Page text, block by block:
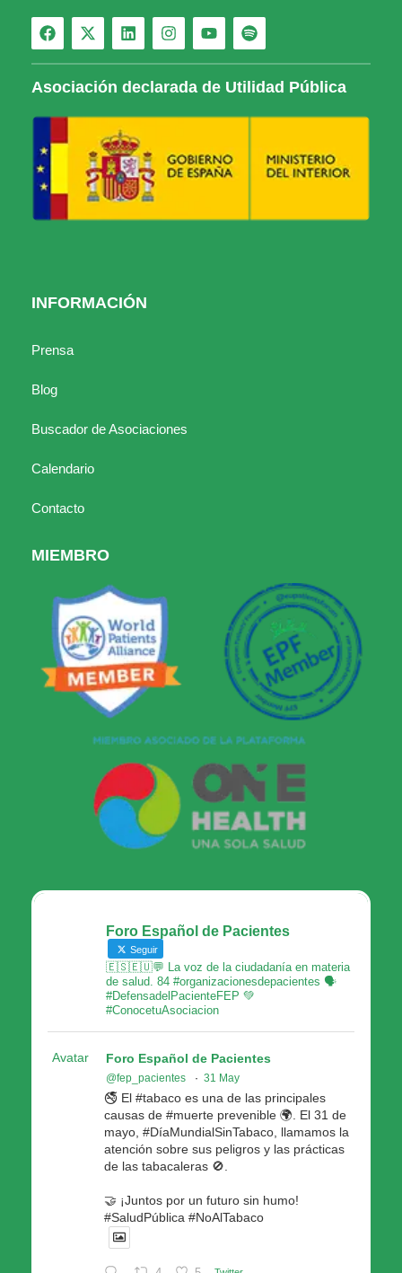
Asociación declarada de Utilidad Pública
INFORMACIÓN
Prensa
Blog
Buscador de Asociaciones
Calendario
Contacto
MIEMBRO
Foro Español de Pacientes
Seguir
🇪🇸🇪🇺💬 La voz de la ciudadanía en materia
de salud. 84 #organizacionesdepacientes 🗣
#DefensadelPacienteFEP 💚
#ConocetuAsociacion
Avatar Foro Español de Pacientes
@fep_pacientes · 31 May
🚭 El #tabaco es una de las principales
causas de #muerte prevenible 🌍. El 31 de
mayo, #DíaMundialSinTabaco, llamamos la
atención sobre sus peligros y las prácticas
de las tabacaleras 🚫.
🤝 ¡Juntos por un futuro sin humo!
#SaludPública #NoAlTabaco